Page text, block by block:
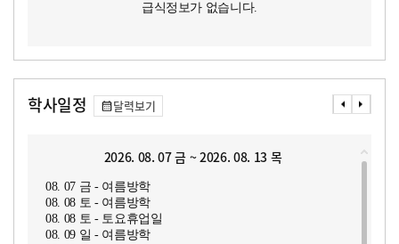
급식정보가 없습니다.
학사일정 달력보기
2026. 08. 07 금 ~ 2026. 08. 13 목
08. 07 금 - 여름방학
08. 08 토 - 여름방학
08. 08 토 - 토요휴업일
08. 09 일 - 여름방학